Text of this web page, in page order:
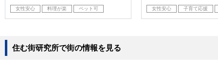
女性安心 料理が楽 ペット可 女性安心 子育て応援
住む街研究所で街の情報を見る